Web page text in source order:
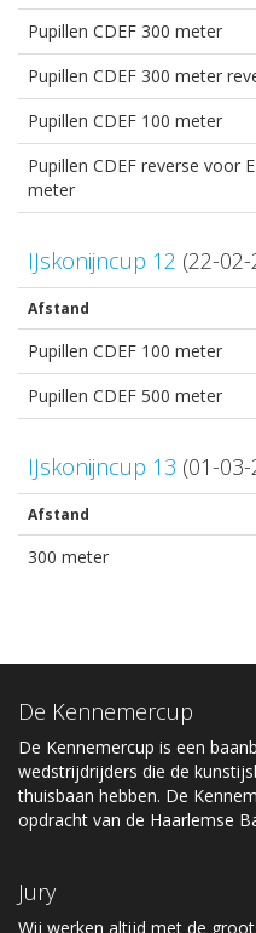
Pupillen CDEF 300 meter
Pupillen CDEF 300 meter
Pupillen CDEF 100 meter
Pupillen CDEF reverse voor
meter
IJskonijncup 12 (22-
Afstand
Pupillen CDEF 100 meter
Pupillen CDEF 500 meter
IJskonijncup 13 (01-
Afstand
300 meter
De Kennemercup
De Kennemercup is een
wedstrijdrijders die de
thuisbaan hebben. De
opdracht van de Haarlemse
Jury
Wij werken altijd met de